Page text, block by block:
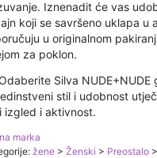
Iznenadit će vas
koji se savršeno uklapa u
u originalnom
za poklon.
Silva NUDE+NUDE
stil i udobnost
izgled i aktivnost.
marka
žene > Ženski > Preostalo >